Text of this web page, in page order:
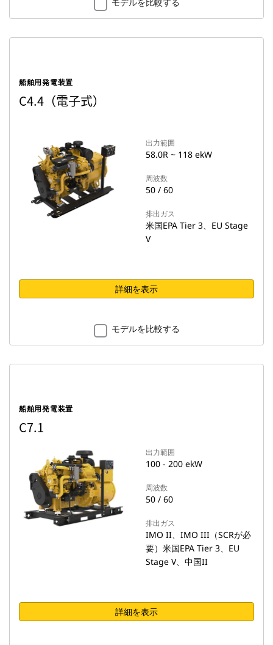
船舶用発電装置
C4.4（電子式）
出力範囲
58.0R ~ 118 ekW
周波数
50 / 60
排出ガス
米国EPA Tier 3、EU Stage
V
詳細を表示
モデルを比較する
船舶用発電装置
C7.1
出力範囲
100 - 200 ekW
周波数
50 / 60
排出ガス
IMO II、IMO III（SCRが必
要）米国EPA Tier 3、EU
Stage V、中国II
詳細を表示